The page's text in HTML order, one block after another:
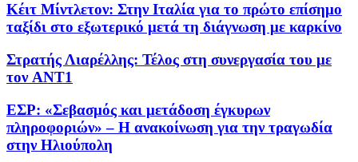
Κέιτ Μίντλετον: Στην Ιταλία για το πρώτο επίσημο
ταξίδι στο εξωτερικό μετά τη διάγνωση με καρκίνο
Στρατής Λιαρέλλης: Τέλος στη συνεργασία του με
τον ANT1
ΕΣΡ: «Σεβασμός και μετάδοση έγκυρων
πληροφοριών» – Η ανακοίνωση για την τραγωδία
στην Ηλιούπολη